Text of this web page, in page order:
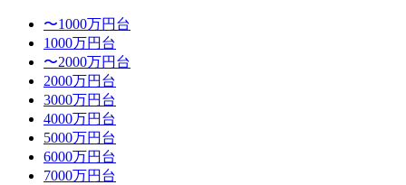
〜1000万円台
1000万円台
〜2000万円台
2000万円台
3000万円台
4000万円台
5000万円台
6000万円台
7000万円台